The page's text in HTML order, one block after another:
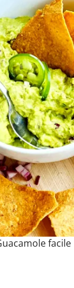
facile